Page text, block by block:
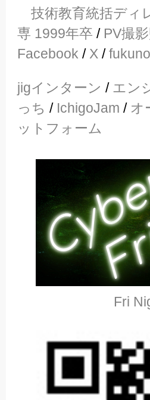
技術教育統括ディ
専 1999年卒 / PV撮
Facebook / X /
jigインターン / エン
っち / IchigoJam / オ
ットフォーム
Fri